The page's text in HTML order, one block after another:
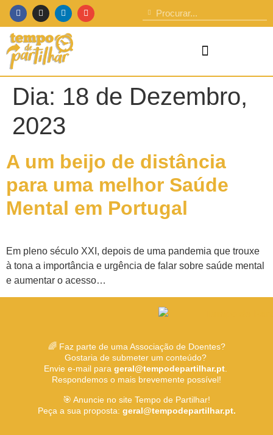
Dia: 18 de Dezembro,
2023
A um beijo de distância
para uma melhor Saúde
Mental em Portugal
Em pleno século XXI, depois de uma pandemia que trouxe
à tona a importância e urgência de falar sobre saúde mental
e aumentar o acesso…
🌈 Faz parte de uma Associação de Doentes?
Gostaria de submeter um conteúdo?
Envie e-mail para geral@tempodepartilhar.pt.
Respondemos o mais brevemente possível!
🎯 Anuncie no site Tempo de Partilhar!
Peça a sua proposta: geral@tempodepartilhar.pt.